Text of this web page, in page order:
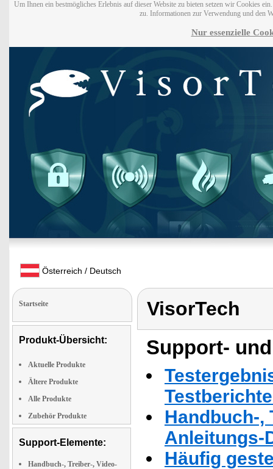
Um Ihnen ein bestmögliches Erlebnis auf dieser Website zu bieten setzen wir Cookies
zu. Informationen zur Verwendung und den
Nur essenzielle
Österreich / Deutsch
Startseite
Produkt-Übersicht:
Aktuelle Produkte
Ältere Produkte
Alle Produkte
Zubehör Produkte
Support-Elemente:
Handbuch-, Treiber-, Video-
VisorTech
Support-
Handbuch-,
Anleitungs-
Häufig